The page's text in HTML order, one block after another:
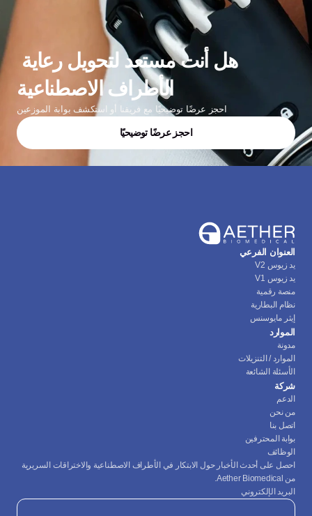
الأطراف الاصطناعية
احجز عرضًا توضيحيًا مع فريقنا أو استكشف بوابة الموزعين
احجز عرضًا توضيحيًا
العنوان الفرعي
يد زيوس V2
يد زيوس V1
منصة رقمية
نظام البطارية
إيثر مايوسنس
الموارد
مدونة
الموارد / التنزيلات
الأسئلة الشائعة
شركة
الدعم
من نحن
اتصل بنا
بوابة المحترفين
الوظائف
من Aether Biomedical.
البريد الإلكتروني